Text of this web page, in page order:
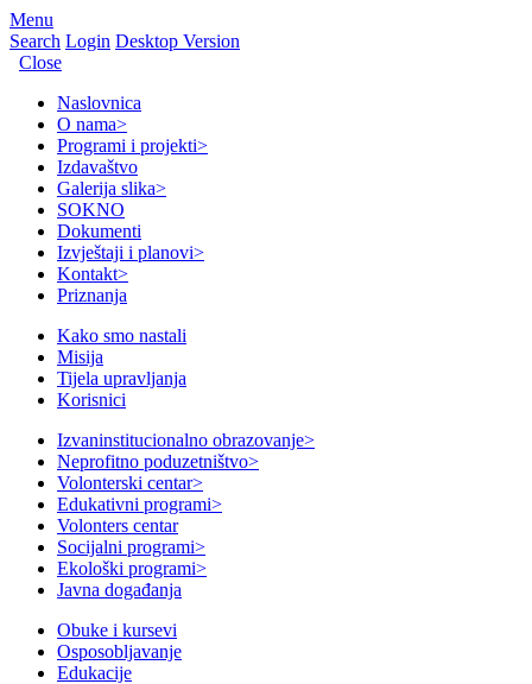
Menu
Search Login Desktop Version
Close
Naslovnica
O nama>
Programi i projekti>
Izdavaštvo
Galerija slika>
SOKNO
Dokumenti
Izvještaji i planovi>
Kontakt>
Priznanja
Kako smo nastali
Misija
Tijela upravljanja
Korisnici
Izvaninstitucionalno obrazovanje>
Neprofitno poduzetništvo>
Volonterski centar>
Edukativni programi>
Volonters centar
Socijalni programi>
Ekološki programi>
Javna događanja
Obuke i kursevi
Osposobljavanje
Edukacije